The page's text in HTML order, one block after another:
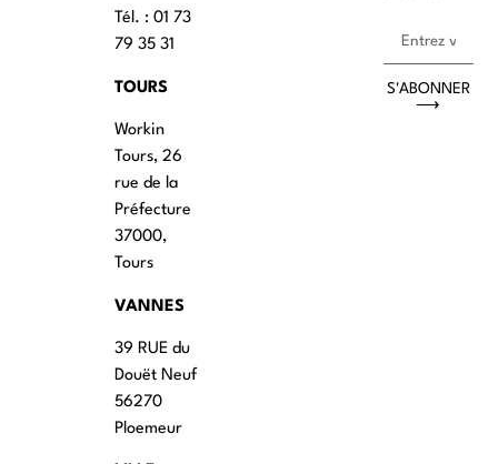
Tél. : 01 73
79 35 31
TOURS
Workin
Tours, 26
rue de la
Préfecture
37000,
Tours
VANNES
39 RUE du
Douët Neuf
56270
Ploemeur
S'ABONNER
⟶